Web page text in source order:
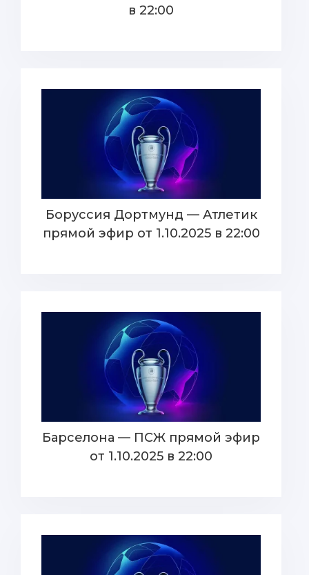
в 22:00
Боруссия Дортмунд — Атлетик
прямой эфир от 1.10.2025 в 22:00
Барселона — ПСЖ прямой эфир
от 1.10.2025 в 22:00